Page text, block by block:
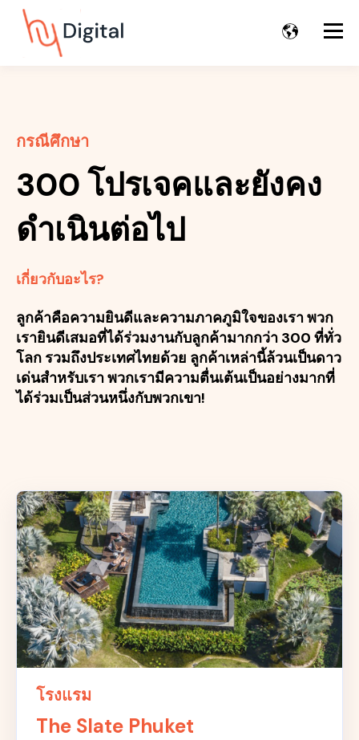
กรณีศึกษา
300 โปรเจคและยังคง
ดำเนินต่อไป
เกี่ยวกับอะไร?
ลูกค้าคือความยินดีและความภาคภูมิใจของเรา พวก
เรายินดีเสมอที่ได้ร่วมงานกับลูกค้ามากกว่า 300 ที่ทั่ว
โลก รวมถึงประเทศไทยด้วย ลูกค้าเหล่านี้ล้วนเป็นดาว
เด่นสำหรับเรา พวกเรามีความตื่นเต้นเป็นอย่างมากที่
ได้ร่วมเป็นส่วนหนึ่งกับพวกเขา!
โรงแรม
The Slate Phuket